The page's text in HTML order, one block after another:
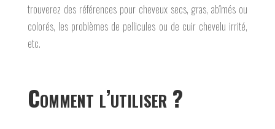
trouverez des références pour cheveux secs, gras, abîmés ou
colorés, les problèmes de pellicules ou de cuir chevelu irrité,
etc.
Comment l’utiliser ?